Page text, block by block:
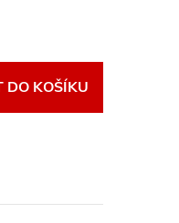
DO KOŠÍKU